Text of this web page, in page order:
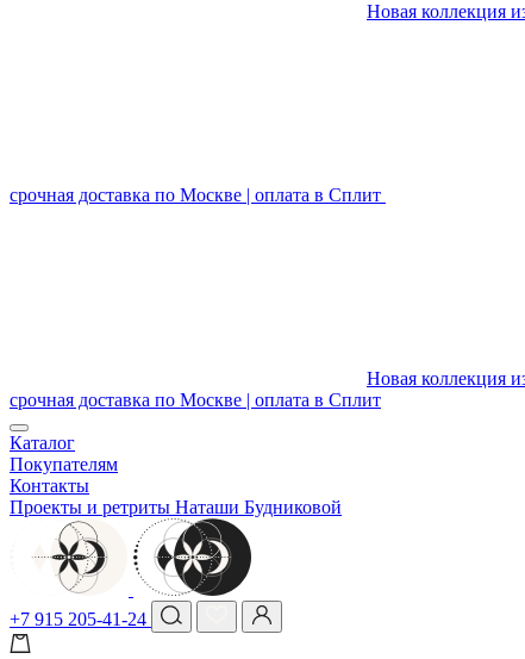
Новая коллекция
срочная доставка по Москве | оплата в Сплит
Новая коллекция
срочная доставка по Москве | оплата в Сплит
Каталог
Покупателям
Контакты
Проекты и ретриты Наташи Будниковой
+7 915 205-41-24